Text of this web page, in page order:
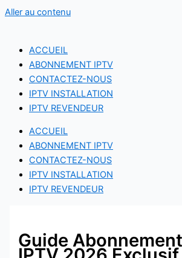
Aller au contenu
ACCUEIL
ABONNEMENT IPTV
CONTACTEZ-NOUS
IPTV INSTALLATION
IPTV REVENDEUR
ACCUEIL
ABONNEMENT IPTV
CONTACTEZ-NOUS
IPTV INSTALLATION
IPTV REVENDEUR
Guide